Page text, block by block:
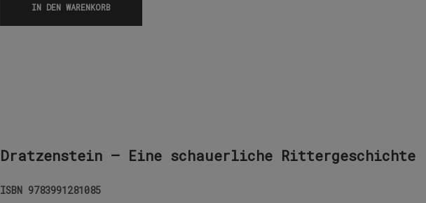
IN DEN WARENKORB
Dratzenstein – Eine schauerliche Rittergeschichte
ISBN 9783991281085